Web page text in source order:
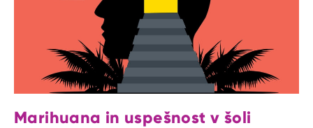
Marihuana in uspešnost v šoli